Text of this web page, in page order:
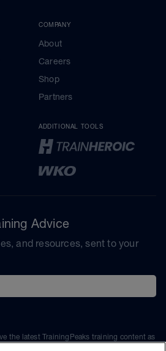
COMPANY
About
Careers
Shop
Partners
ADDITIONAL TOOLS
Advice
and resources, sent to your
the latest TrainingPeaks training content as